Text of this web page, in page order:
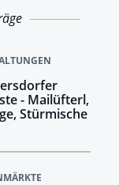
- Mailüfterl,
Stürmische